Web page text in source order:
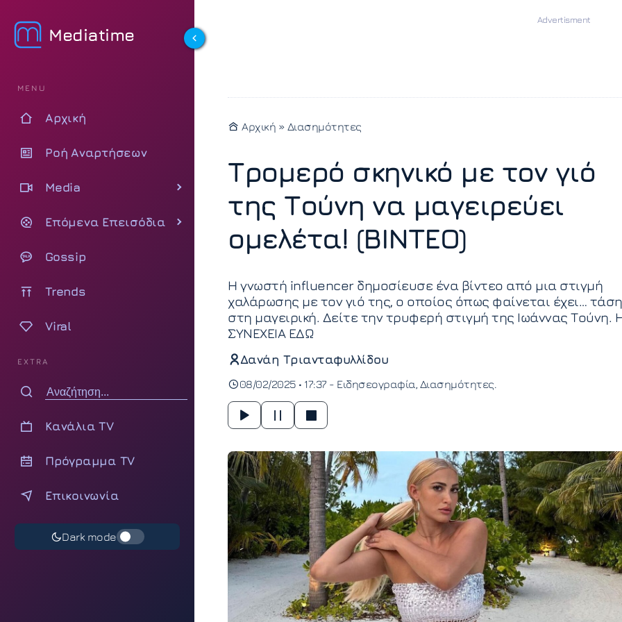
Mediatime
MENU
Αρχική
Ροή Αναρτήσεων
Media
Επόμενα Επεισόδια
Gossip
Trends
Viral
EXTRA
Κανάλια TV
Πρόγραμμα TV
Επικοινωνία
Dark mode
Αρχική » Διασημότητες
Τρομερό σκηνικό με τον γιό
της Τούνη να μαγειρεύει
ομελέτα! (ΒΙΝΤΕΟ)
Η γνωστή influencer δημοσίευσε ένα βίντεο από μια στιγμή
χαλάρωσης με τον γιό της, ο οποίος όπως φαίνεται έχει… τάση
στη μαγειρική. Δείτε την τρυφερή στιγμή της Ιωάννας Τούνη.
ΣΥΝΕΧΕΙΑ ΕΔΩ
Δανάη Τριανταφυλλίδου
08/02/2025 • 17:37 - Ειδησεογραφία Διασημότητες